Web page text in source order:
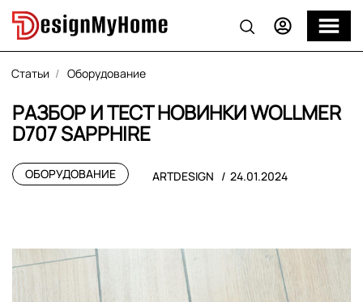
Статьи Оборудование
РАЗБОР И ТЕСТ НОВИНКИ WOLLMER
D707 SAPPHIRE
ОБОРУДОВАНИЕ ARTDESIGN 24.01.2024